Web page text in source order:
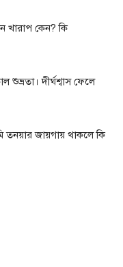
খারাপ কেন? কি
দীর্ঘশ্বাস ফেলে
জায়গায় থাকলে কি